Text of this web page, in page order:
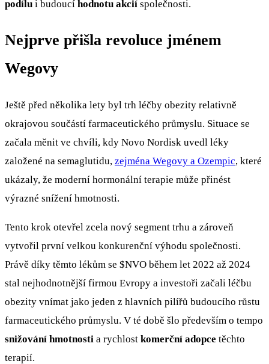
podílu i budoucí hodnotu akcií společnosti.
Nejprve přišla revoluce jménem
Wegovy
Ještě před několika lety byl trh léčby obezity relativně
okrajovou součástí farmaceutického průmyslu. Situace se
začala měnit ve chvíli, kdy Novo Nordisk uvedl léky
založené na semaglutidu, zejména Wegovy a Ozempic, které
ukázaly, že moderní hormonální terapie může přinést
výrazné snížení hmotnosti.
Tento krok otevřel zcela nový segment trhu a zároveň
vytvořil první velkou konkurenční výhodu společnosti.
Právě díky těmto lékům se $NVO během let 2022 až 2024
stal nejhodnotnější firmou Evropy a investoři začali léčbu
obezity vnímat jako jeden z hlavních pilířů budoucího růstu
farmaceutického průmyslu. V té době šlo především o tempo
snižování hmotnosti a rychlost komerční adopce těchto
terapií.